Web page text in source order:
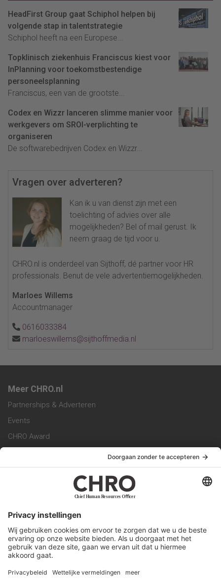
HeadFirst Group gaat Schiphol helpen bij
volgende stap in talentstrategie
Schiphol heeft na een Europese...
Topklinisch ziekenhuis Franciscus kiest voor
InPlanning voor toekomstbestendige
personeelsplanning
Franciscus, een van de grootste...
Codex en Wizzr lanceren slimme manier voor
werkgevers om SROI-verplichting te
organiseren
De softwarebedrijven Codex en Wizzr...
Vragen over adverteren?
Kan ik u van dienst zijn met een
toelichting of advies over alle
mogelijkheden? Bel of mail gerust. Ik
neem graag de tijd voor u.
CHRO.nl is onderdeel van Sijthoff, dé partner voor HR
professionals. Benut de vele advertentiemogelijkheden.
Marloes Willems
Accountmanager
0616033384
marloeswillems@sijthoffmedia.nl
Meer CHRO.nl
Partnerships & Adverteren
Events
CHRO Award
CHRO Magazine
Service & Contact
Werken bij ons
Privacy Statement
Algemene Voorwaarden